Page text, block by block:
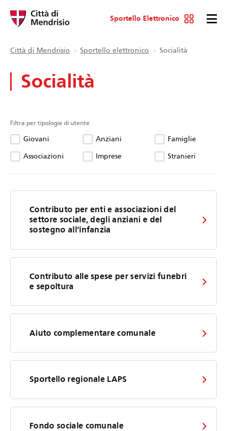
Sportello Elettronico
Città di Mendrisio Sportello elettronico Socialità
Socialità
Filtra per tipologie di utente
Giovani Anziani
Famiglie
Associazioni
Imprese Stranieri
Contributo per enti e associazioni del
settore sociale, degli anziani e del
sostegno all’infanzia
Contributo alle spese per servizi funebri
e sepoltura
Aiuto complementare comunale
Sportello regionale LAPS
Fondo sociale comunale